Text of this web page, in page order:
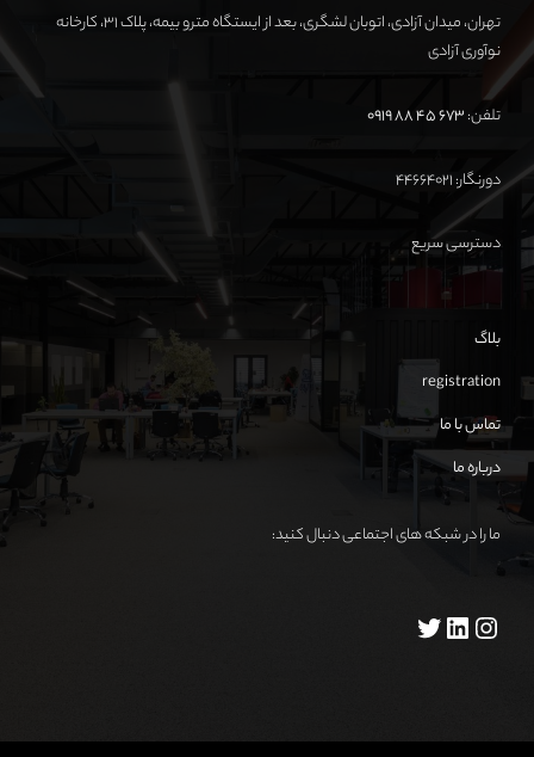
تهران، میدان آزادی، اتوبان لشگری، بعد از ایستگاه مترو بیمه، پلاک ۳۱، کارخانه
نوآوری آزادی
تلفن:673 45 88 0919
دورنگار: ۴۴۶۶۴۰۲۱
دسترسی سریع
بلاگ
registration
تماس با ما
درباره ما
ما را در شبکه های اجتماعی دنبال کنید: